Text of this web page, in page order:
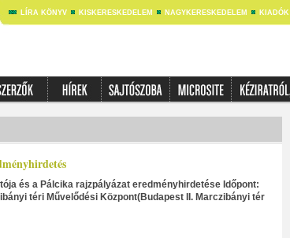
LÍRA KÖNYV KISKERESKEDELEM NAGYKERESKEDELEM KIADÓK
és a Pálcika rajzpályázat eredményhirdetése Időpont:
téri Művelődési Központ(Budapest II. Marczibányi tér